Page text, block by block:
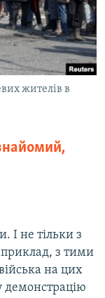
жителів в
І не тільки з
з тими
на цих
демонстрацію